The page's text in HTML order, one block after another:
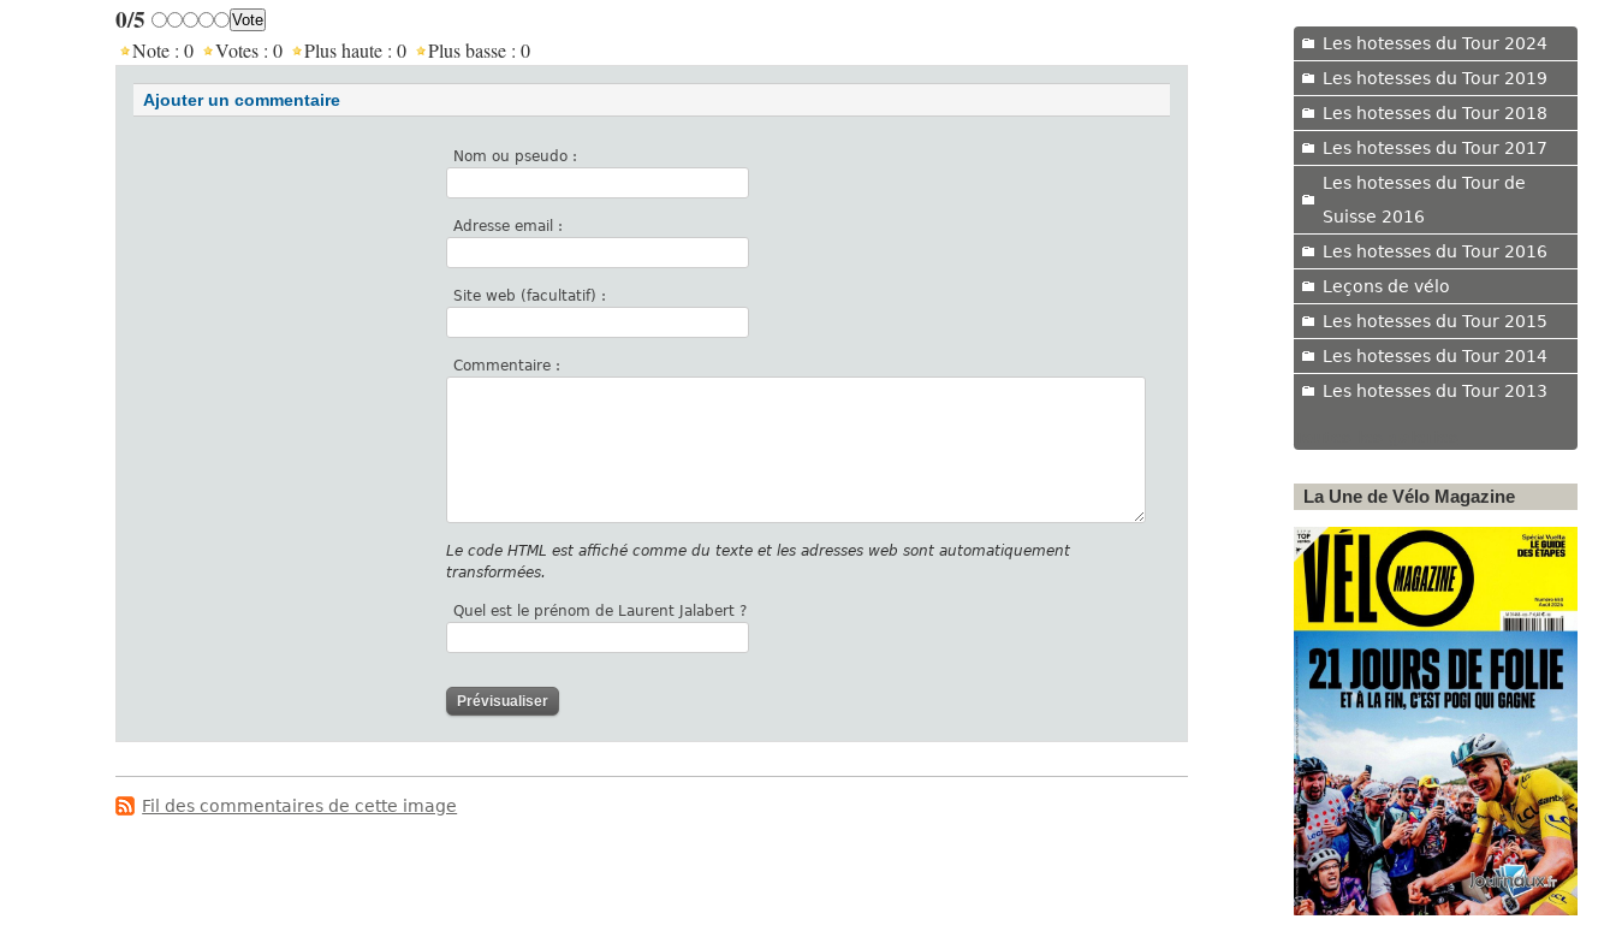
0/5
Note :0 Votes :0 Plus haute :0 Plus basse :0
Ajouter un commentaire
Nom ou pseudo :
Adresse email :
Site web (facultatif) :
Commentaire :
Le code HTML est affiché comme du texte et les adresses web sont automatiquement
transformées.
Quel est le prénom de Laurent Jalabert ?
Fil des commentaires de cette image
Les hotesses du Tour 2024
Les hotesses du Tour 2019
Les hotesses du Tour 2018
Les hotesses du Tour 2017
Les hotesses du Tour de
Suisse 2016
Les hotesses du Tour 2016
Leçons de vélo
Les hotesses du Tour 2015
Les hotesses du Tour 2014
Les hotesses du Tour 2013
La Une de Vélo Magazine